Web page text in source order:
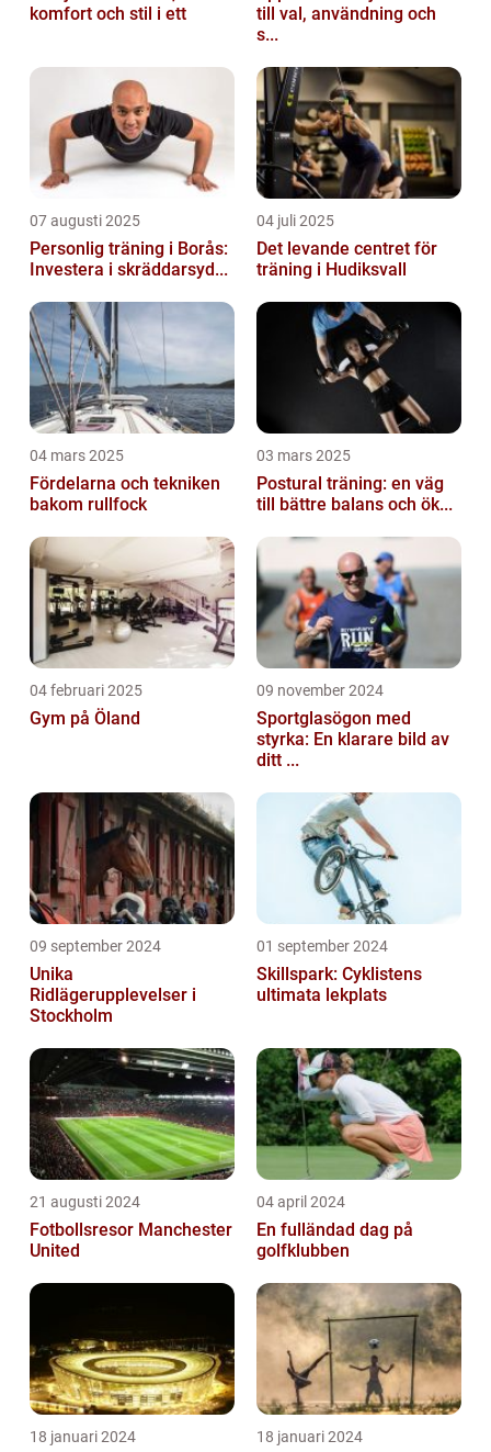
komfort och stil i ett
till val, användning och
s...
07 augusti 2025
Personlig träning i Borås:
Investera i skräddarsyd...
04 juli 2025
Det levande centret för
träning i Hudiksvall
04 mars 2025
Fördelarna och tekniken
bakom rullfock
03 mars 2025
Postural träning: en väg
till bättre balans och ök...
04 februari 2025
Gym på Öland
09 november 2024
Sportglasögon med
styrka: En klarare bild av
ditt ...
09 september 2024
Unika
Ridlägerupplevelser i
Stockholm
01 september 2024
Skillspark: Cyklistens
ultimata lekplats
21 augusti 2024
Fotbollsresor Manchester
United
04 april 2024
En fulländad dag på
golfklubben
18 januari 2024 18 januari 2024